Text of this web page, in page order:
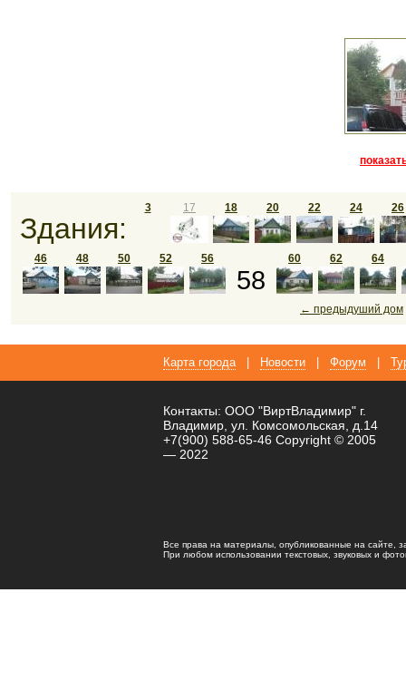
Здания:
3 17 18 20 22 24 26
46 48 50 52 56
58
60 62 64
← предыдуший дом
Карта города Новости Форум
Контакты: ООО "ВиртВладимир" г.
Владимир, ул. Комсомольская, д.14
+7(900) 588-65-46 Copyright © 2005
— 2022
Все права на материалы, опубликованные на сайте,
При любом использовании текстовых, звуковых и